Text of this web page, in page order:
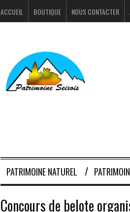
ACCUEIL BOUTIQUE NOUS CONTACTER
PATRIMOINE NATUREL
Concours de belote